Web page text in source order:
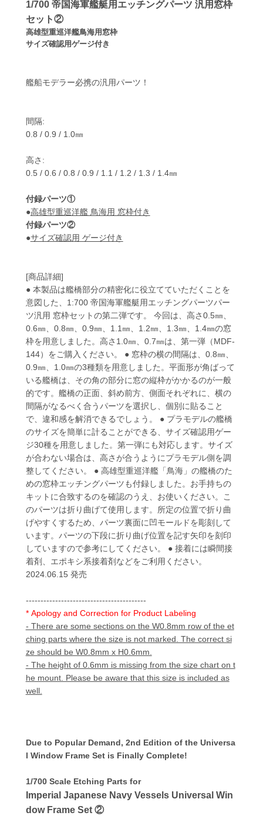
1/700 帝国海軍艦艇用エッチングパーツ 汎用窓枠
セット②
高雄型重巡洋艦鳥海用窓枠
サイズ確認用ゲージ付き
艦船モデラー必携の汎用パーツ！
間隔:
0.8 / 0.9 / 1.0㎜
高さ:
0.5 / 0.6 / 0.8 / 0.9 / 1.1 / 1.2 / 1.3 / 1.4㎜
付録パーツ①
●高雄型重巡洋艦 鳥海用 窓枠付き
付録パーツ②
●サイズ確認用 ゲージ付き
[商品詳細]
● 本製品は艦橋部分の精密化に役立てていただくことを
意図した、1:700 帝国海軍艦艇用エッチングパーツパー
ツ汎用 窓枠セットの第二弾です。 今回は、高さ0.5㎜、
0.6㎜、0.8㎜、0.9㎜、1.1㎜、1.2㎜、1.3㎜、1.4㎜の窓
枠を用意しました。高さ1.0㎜、0.7㎜は、第一弾（MDF-
144）をご購入ください。 ● 窓枠の横の間隔は、0.8㎜、
0.9㎜、1.0㎜の3種類を用意しました。平面形が角ばって
いる艦橋は、その角の部分に窓の縦枠がかかるのが一般
的です。艦橋の正面、斜め前方、側面それぞれに、横の
間隔がなるべく合うパーツを選択し、個別に貼ること
で、違和感を解消できるでしょう。 ● プラモデルの艦橋
のサイズを簡単に計ることができる、サイズ確認用ゲー
ジ30種を用意しました。第一弾にも対応します。サイズ
が合わない場合は、高さが合うようにプラモデル側を調
整してください。 ● 高雄型重巡洋艦「鳥海」の艦橋のた
めの窓枠エッチングパーツも付録しました。お手持ちの
キットに合致するのを確認のうえ、お使いください。こ
のパーツは折り曲げて使用します。所定の位置で折り曲
げやすくするため、パーツ裏面に凹モールドを彫刻して
います。パーツの下段に折り曲げ位置を記す矢印を刻印
していますので参考にしてください。 ● 接着には瞬間接
着剤、エポキシ系接着剤などをご利用ください。
2024.06.15 発売
-----------------------------------------
* Apology and Correction for Product Labeling
- There are some sections on the W0.8mm row of the et
ching parts where the size is not marked. The correct si
ze should be W0.8mm x H0.6mm.
- The height of 0.6mm is missing from the size chart on t
he mount. Please be aware that this size is included as
well.
Due to Popular Demand, 2nd Edition of the Universa
l Window Frame Set is Finally Complete!
1/700 Scale Etching Parts for
Imperial Japanese Navy Vessels Universal Win
dow Frame Set ②